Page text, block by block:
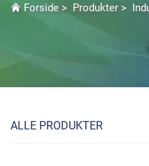
Forside > Produkter >
ALLE PRODUKTER